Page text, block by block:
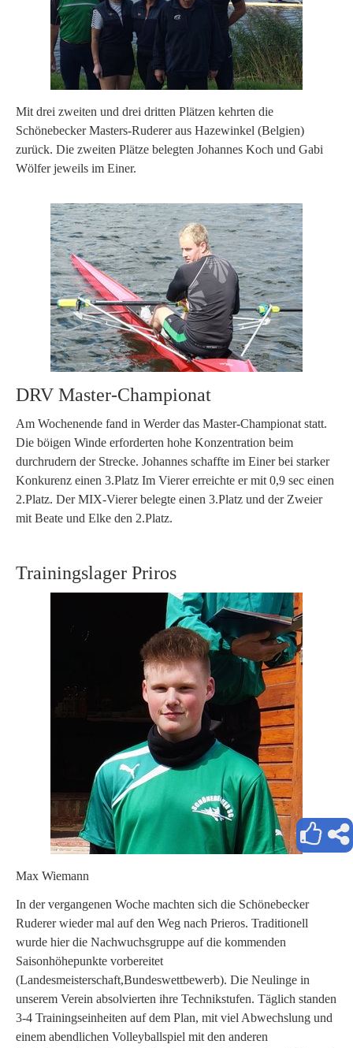
Mit drei zweiten und drei dritten Plätzen kehrten die
Schönebecker Masters-Ruderer aus Hazewinkel (Belgien)
zurück. Die zweiten Plätze belegten Johannes Koch und Gabi
Wölfer jeweils im Einer.
DRV Master-Championat
Am Wochenende fand in Werder das Master-Championat statt.
Die böigen Winde erforderten hohe Konzentration beim
durchrudern der Strecke. Johannes schaffte im Einer bei starker
Konkurenz einen 3.Platz Im Vierer erreichte er mit 0,9 sec einen
2.Platz. Der MIX-Vierer belegte einen 3.Platz und der Zweier
mit Beate und Elke den 2.Platz.
Trainingslager Priros
Max Wiemann
In der vergangenen Woche machten sich die Schönebecker
Ruderer wieder mal auf den Weg nach Prieros. Traditionell
wurde hier die Nachwuchsgruppe auf die kommenden
Saisonhöhepunkte vorbereitet
(Landesmeisterschaft,Bundeswettbewerb). Die Neulinge in
unserem Verein absolvierten ihre Technikstufen. Täglich standen
3-4 Trainingseinheiten auf dem Plan, mit viel Abwechslung und
einem abendlichen Volleyballspiel mit den anderen